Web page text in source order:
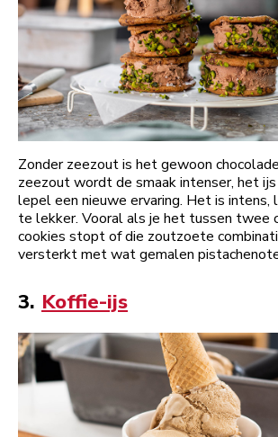
Zonder zeezout is het gewoon
zeezout wordt de smaak intenser, het
lepel een nieuwe ervaring. Het is intens,
te lekker. Vooral als je het tussen twee
cookies stopt of die zoutzoete
versterkt met wat gemalen
3. Koffie-ijs